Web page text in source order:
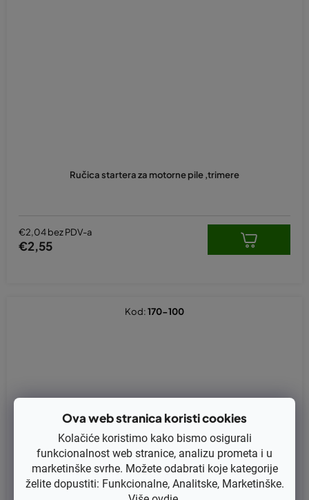
Ova web stranica koristi cookies
Kolačiće koristimo kako bismo osigurali
funkcionalnost web stranice, analizu prometa i u
marketinške svrhe. Možete odabrati koje kategorije
želite dopustiti: Funkcionalne, Analitske, Marketinške.
Ručica startera za motorne pile ,trimere
€2,04 bez PDV-a
€2,55
Kod:170-100